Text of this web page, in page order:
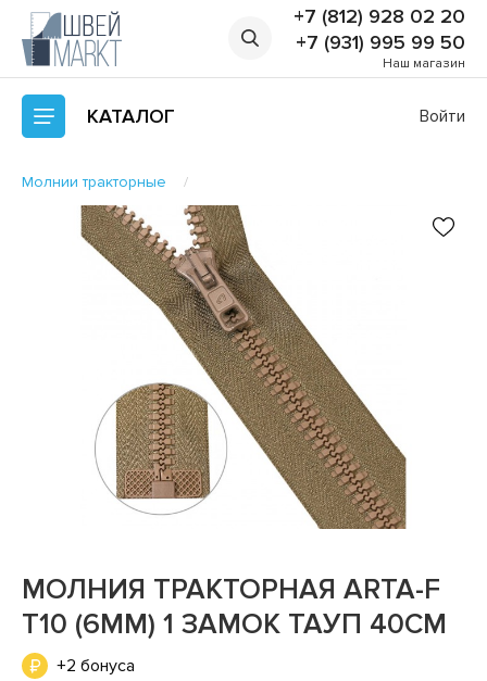
+7 (812) 928 02 20
+7 (931) 995 99 50
Наш магазин
КАТАЛОГ Войти
Молнии тракторные
МОЛНИЯ ТРАКТОРНАЯ ARTA-F
T10 (6ММ) 1 ЗАМОК ТАУП 40СМ
+2 бонуса